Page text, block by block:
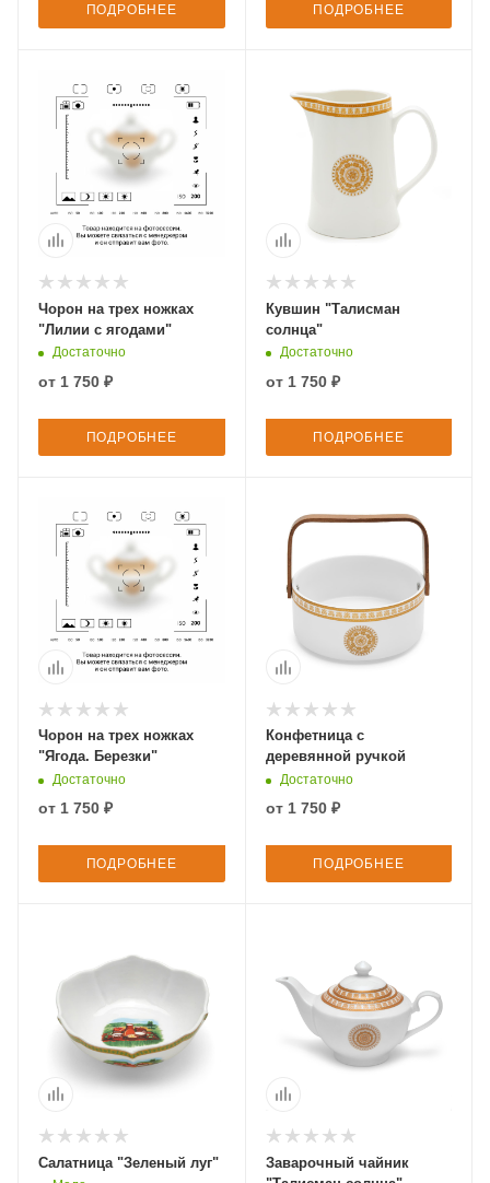
ПОДРОБНЕЕ ПОДРОБНЕЕ
Чорон на трех ножках
"Лилии с ягодами"
Достаточно
от 1 750 ₽
ПОДРОБНЕЕ
Кувшин "Талисман
солнца"
Достаточно
от 1 750 ₽
ПОДРОБНЕЕ
Чорон на трех ножках
"Ягода. Березки"
Достаточно
от 1 750 ₽
ПОДРОБНЕЕ
Конфетница с
деревянной ручкой
Достаточно
от 1 750 ₽
ПОДРОБНЕЕ
Салатница "Зеленый луг"
Заварочный чайник